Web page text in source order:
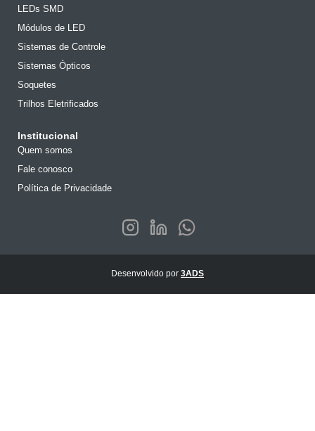
LEDs SMD
Módulos de LED
Sistemas de Controle
Sistemas Ópticos
Soquetes
Trilhos Eletrificados
Institucional
Quem somos
Fale conosco
Política de Privacidade
Desenvolvido por 3ADS